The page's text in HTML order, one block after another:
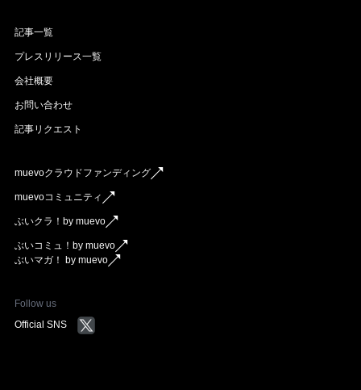
記事一覧
プレスリリース一覧
会社概要
お問い合わせ
記事リクエスト
muevoクラウドファンディング
muevoコミュニティ
ぶいクラ！by muevo
ぶいコミュ！by muevo
ぶいマガ！ by muevo
Follow us
Official SNS